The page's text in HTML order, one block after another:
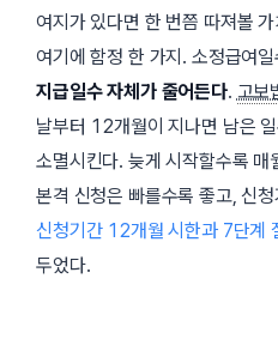
여지가 있다면 한 번쯤 따져볼
여기에 함정 한 가지. 소정급여
지급일수 자체가 줄어든다. 고보
날부터 12개월이 지나면 남은
소멸시킨다. 늦게 시작할수록
본격 신청은 빠를수록 좋고, 신
신청기간 12개월 시한과 7단계
두었다.